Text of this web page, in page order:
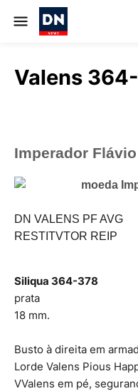
Valens
Imperador
DN VALENS PF AVG
RESTITVTOR REIP
Siliqua 364-378
prata
18 mm.
Busto à direita em
Lorde Valens Pious
VValens em pé,